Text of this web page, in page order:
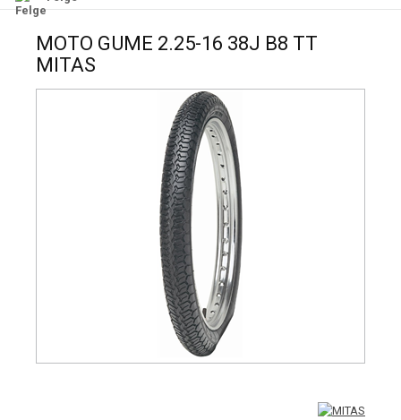
MOTO GUME 2.25-16 38J B8 TT
MITAS